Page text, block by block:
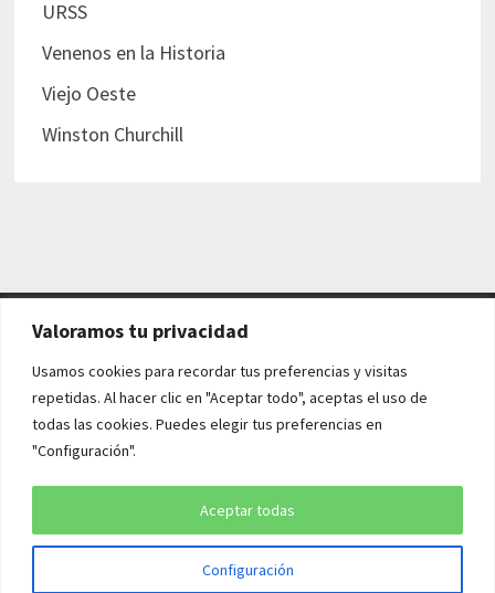
Valoramos tu privacidad
Usamos cookies para recordar tus preferencias y visitas
repetidas. Al hacer clic en "Aceptar todo", aceptas el uso de
todas las cookies. Puedes elegir tus preferencias en
"Configuración".
Configuración
Aceptar todas
URSS
Venenos en la Historia
Viejo Oeste
Winston Churchill
AVISO LEGAL Y POLÍTICAS
Aviso legal
Política de cookies